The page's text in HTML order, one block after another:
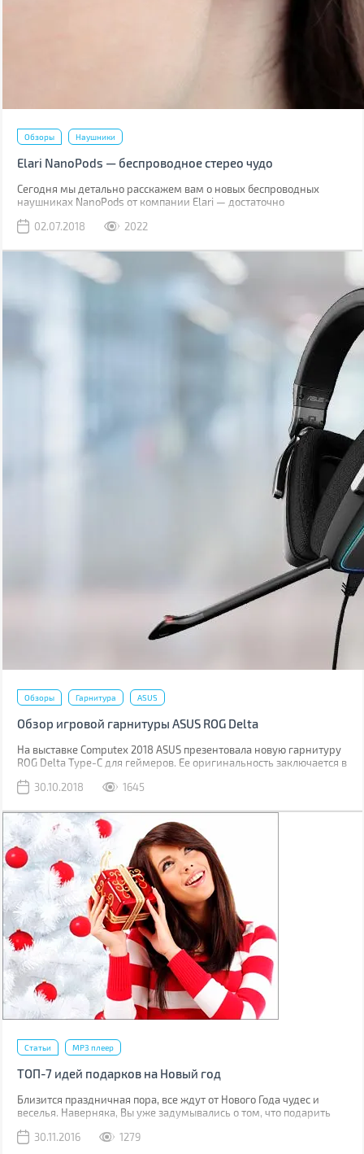
Обзоры Наушники
Elari NanoPods — беспроводное стерео чудо
Сегодня мы детально расскажем вам о новых беспроводных
наушниках NanoPods от компании Elari — достаточно
позиционирует свое новое детище как наушники со звучанием
02.07.2018 2022
Обзоры Гарнитура ASUS
Обзор игровой гарнитуры ASUS ROG Delta
На выставке Computex 2018 ASUS презентовала новую гарнитуру
ROG Delta Type-C для геймеров. Ее оригинальность заключается в
преобразователе и радужной RGB подсветке. А подключается она
30.10.2018 1645
Статьи MP3 плеер
ТОП-7 идей подарков на Новый год
Близится праздничная пора, все ждут от Нового Года чудес и
веселья. Наверняка, Вы уже задумывались о том, что подарить
Гид подготовил для Вас несколько замечательных идей для
30.11.2016 1279